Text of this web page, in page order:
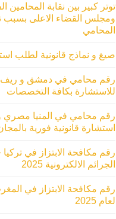
توتر كبير بين نقابة المحامين
ومجلس القضاء الاعلى بسبب
المحامي
صيغ و نماذج قانونية لطلب
رقم محامي في دمشق و
للاستشارة بكافة التخصصات
رقم محامي في المنيا مصري
استشارة قانونية فورية
رقم مكافحة الابتزاز في تركيا
الجرائم الالكترونية 2025
رقم مكافحة الابتزاز في
لعام 2025